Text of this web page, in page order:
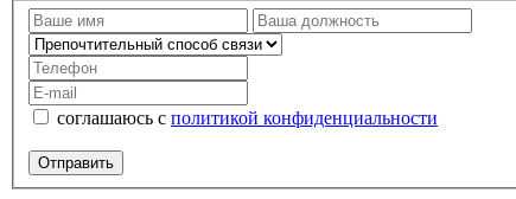
соглашаюсь с политикой конфиденциальности